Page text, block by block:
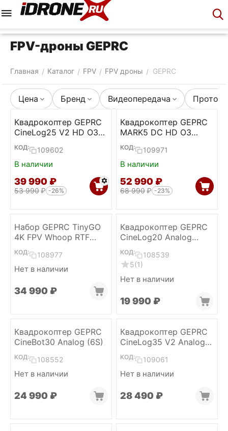
FPV-дроны GEPRC
Главная / Каталог / FPV / FPV дроны / GEPRC
Цена Бренд Видеопередача
Квадрокоптер GEPRC
CineLog25 V2 HD O3
GPS
КОД: 109602
В наличии
39 990 ₽
53 990₽ -26%
Квадрокоптер GEPRC
MARK5 DC HD O3
(Emerald Green, TBS)
КОД: 109971
В наличии
52 990 ₽
68 990₽ -23%
Набор GEPRC TinyGO
4K FPV Whoop RTF
(ELRS 2.4)
КОД: 108977
Нет в наличии
34 990 ₽
Квадрокоптер GEPRC
CineLog20 Analog
(ELRS 2.4)
КОД:
108539
5(1)
Нет в наличии
19 990 ₽
Квадрокоптер GEPRC
CineBot30 Analog (6S)
КОД: 108552
Нет в наличии
24 990 ₽
Квадрокоптер GEPRC
CineLog35 V2 Analog
(GPS, ELRS 2.4)
КОД: 109061
Нет в наличии
28 490 ₽
Корзина